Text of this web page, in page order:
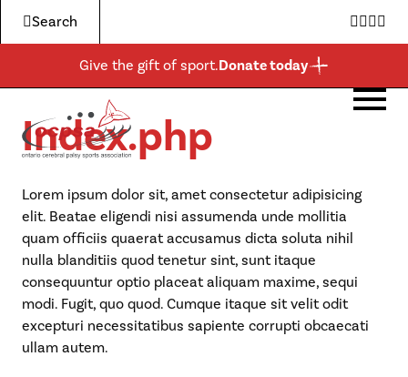
Search
Give the gift of sport.Donate today
Twitter
About Us
ABOUT US
Para-Athletics
Admin & Governance
Awards
Contact
PROGRAMS & EVENTS
Community
Schools
Ontario Boccia
Ontario Para-Athletics
Get Involved
GET INVOLVED
For Parents
For Coaches & Officials
For Donors & Sponsors
Become a Member
BECOME A MEMBER
More
MORE
Shop
Donate
Resources
Be
Index.php
Lorem ipsum dolor sit, amet consectetur adipisicing
elit. Beatae eligendi nisi assumenda unde mollitia
quam officiis quaerat accusamus dicta soluta nihil
nulla blanditiis quod tenetur sint, sunt itaque
consequuntur optio placeat aliquam maxime, sequi
modi. Fugit, quo quod. Cumque itaque sit velit odit
excepturi necessitatibus sapiente corrupti obcaecati
ullam autem.